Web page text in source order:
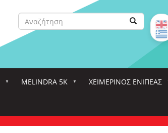
Search
Αναζήτηση Αναζήτηση
MELINDRA 5K ΧΕΙΜΕΡΙΝΟΣ ΕΝΙΠΕΑΣ